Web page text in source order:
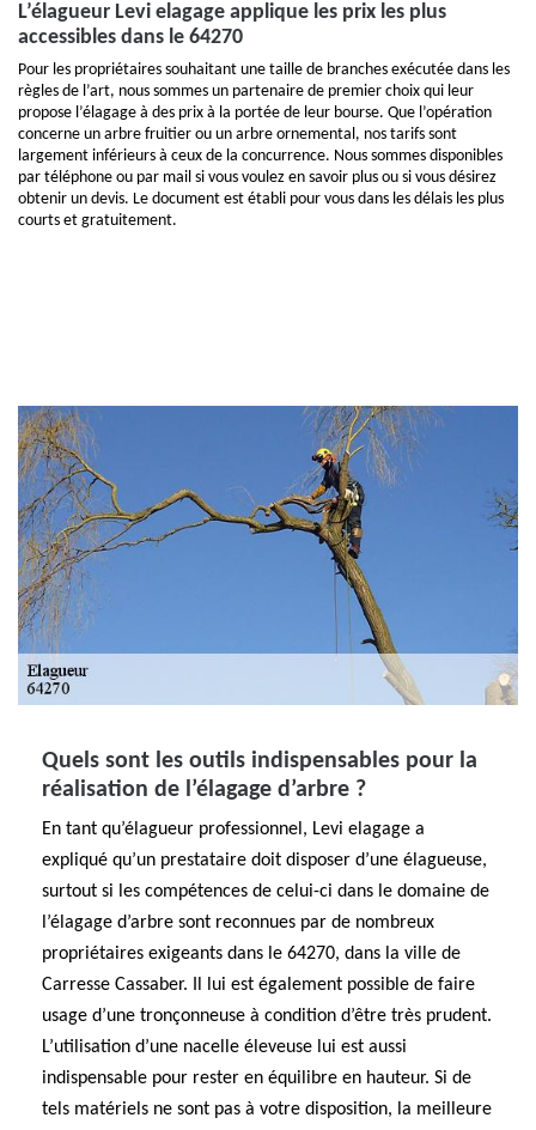
L’élagueur Levi elagage applique les prix les plus
accessibles dans le 64270
Pour les propriétaires souhaitant une taille de branches exécutée dans les
règles de l’art, nous sommes un partenaire de premier choix qui leur
propose l’élagage à des prix à la portée de leur bourse. Que l’opération
concerne un arbre fruitier ou un arbre ornemental, nos tarifs sont
largement inférieurs à ceux de la concurrence. Nous sommes disponibles
par téléphone ou par mail si vous voulez en savoir plus ou si vous désirez
obtenir un devis. Le document est établi pour vous dans les délais les plus
courts et gratuitement.
Quels sont les outils indispensables pour la
réalisation de l’élagage d’arbre ?
En tant qu’élagueur professionnel, Levi elagage a
expliqué qu’un prestataire doit disposer d’une élagueuse,
surtout si les compétences de celui-ci dans le domaine de
l’élagage d’arbre sont reconnues par de nombreux
propriétaires exigeants dans le 64270, dans la ville de
Carresse Cassaber. Il lui est également possible de faire
usage d’une tronçonneuse à condition d’être très prudent.
L’utilisation d’une nacelle éleveuse lui est aussi
indispensable pour rester en équilibre en hauteur. Si de
tels matériels ne sont pas à votre disposition, la meilleure